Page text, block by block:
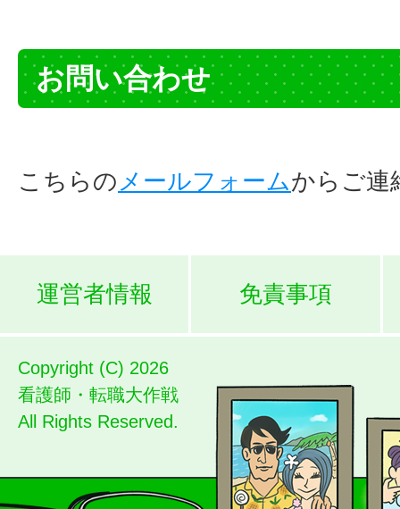
お問い合わせ
こちらのメールフォームからご連
運営者情報 免責事項
Copyright (C) 2026
看護師・転職大作戦
All Rights Reserved.